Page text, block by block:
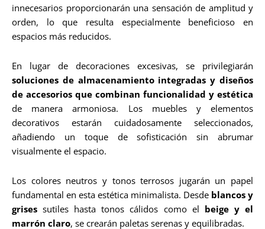
innecesarios proporcionarán una sensación de amplitud y
orden, lo que resulta especialmente beneficioso en
espacios más reducidos.
En lugar de decoraciones excesivas, se privilegiarán
soluciones de almacenamiento integradas y diseños
de accesorios que combinan funcionalidad y estética
de manera armoniosa. Los muebles y elementos
decorativos estarán cuidadosamente seleccionados,
añadiendo un toque de sofisticación sin abrumar
visualmente el espacio.
Los colores neutros y tonos terrosos jugarán un papel
fundamental en esta estética minimalista. Desde blancos y
grises sutiles hasta tonos cálidos como el beige y el
marrón claro, se crearán paletas serenas y equilibradas.